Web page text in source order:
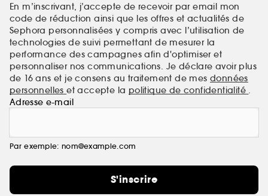
En m’inscrivant, j’accepte de recevoir par email mon
code de réduction ainsi que les offres et actualités de
Sephora personnalisées y compris avec l’utilisation de
technologies de suivi permettant de mesurer la
performance des campagnes afin d'optimiser et
personnaliser nos communications. Je déclare avoir plus
de 16 ans et je consens au traitement de mes données
personnelleset accepte la politique de confidentialité .
Adresse e-mail
Par exemple: nom@example.com
S'inscrire